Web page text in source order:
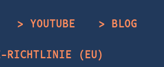
> YOUTUBE > BLOG
RICHTLINIE (EU)